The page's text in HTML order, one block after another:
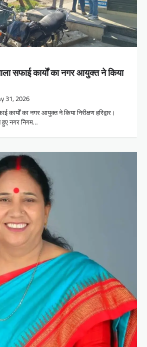
सफाई कार्यों का नगर आयुक्त ने किया
31, 2026
कार्यों का नगर आयुक्त ने किया निरीक्षण हरिद्वार।
हुए नगर निगम…